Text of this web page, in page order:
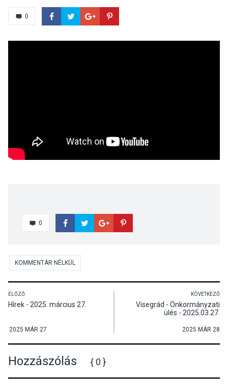
0
0
KOMMENTÁR NÉLKÜL
ELŐZŐ
Hírek - 2025. március 27.
2025 MÁR 27
KÖVETKEZŐ
Visegrád - Önkormányzati
ülés - 2025.03.27.
2025 MÁR 28
Hozzászólás { 0 }